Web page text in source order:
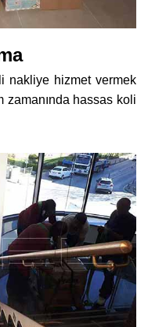
nakliye hizmet vermek
zamanında hassas koli